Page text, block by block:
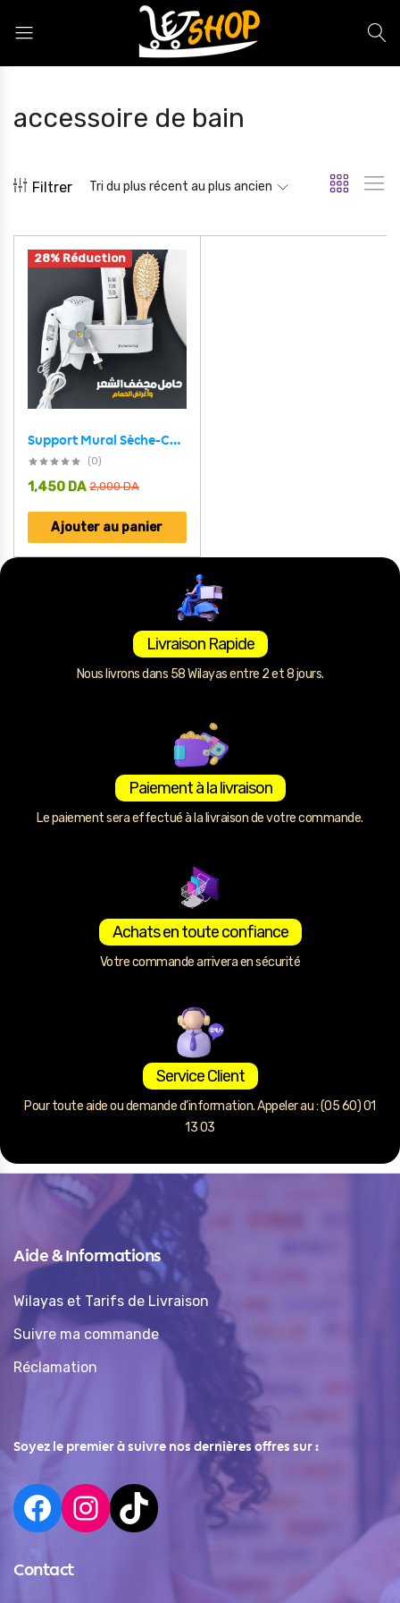
accessoire de bain
Filtrer Tri du plus récent au plus ancien
28% Réduction
Support Mural Sèche-Cheveux et Rangement Salle de Bain – حامل مجفف الشعر وحامل الحمام
(0)
2,000DA
1,450 DA
Ajouter au panier
Livraison Rapide
Nous livrons dans 58 Wilayas entre 2 et 8 jours.
Paiement à la livraison
Le paiement sera effectué à la livraison de votre commande.
Achats en toute confiance
Votre commande arrivera en sécurité
Service Client
Pour toute aide ou demande d’information. Appeler au : (05 60) 01
13 03
Aide & Informations
Wilayas et Tarifs de Livraison
Suivre ma commande
Réclamation
Soyez le premier à suivre nos dernières offres sur :
Contact